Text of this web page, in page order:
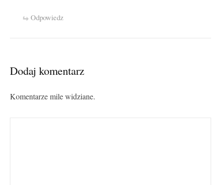
Odpowiedz
Dodaj komentarz
Komentarze mile widziane.